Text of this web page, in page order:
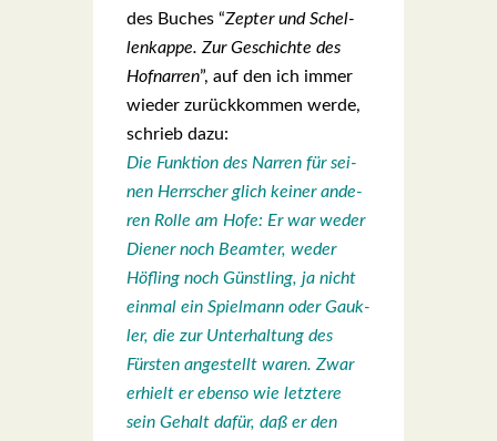
des Buches “Zep­ter und Schel­
len­kap­pe. Zur Geschich­te des
Hof­nar­ren”, auf den ich immer
wie­der zurück­kom­men wer­de,
schrieb dazu:
Die Funk­ti­on des Nar­ren für sei­
nen Herr­scher glich kei­ner ande­
ren Rol­le am Hofe: Er war weder
Die­ner noch Beam­ter, weder
Höf­ling noch Günst­ling, ja nicht
ein­mal ein Spiel­mann oder Gauk­
ler, die zur Unter­hal­tung des
Fürs­ten ange­stellt waren. Zwar
erhielt er eben­so wie letz­te­re
sein Gehalt dafür, daß er den